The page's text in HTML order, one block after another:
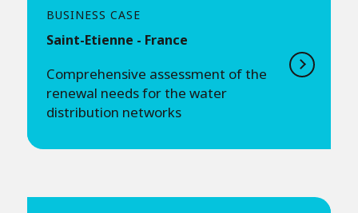
BUSINESS CASE
Saint-Etienne - France
Comprehensive assessment of the
renewal needs for the water
distribution networks